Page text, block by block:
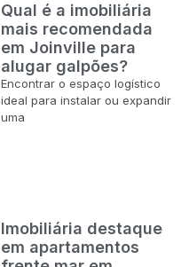
Qual é a imobiliária
mais recomendada
em Joinville para
alugar galpões?
Encontrar o espaço logístico
ideal para instalar ou expandir
uma
Imobiliária destaque
em apartamentos